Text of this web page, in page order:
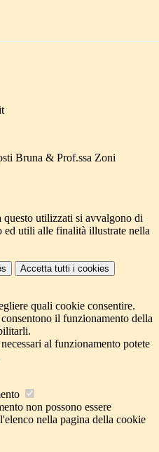
Bruna & Prof.ssa Zoni
utilizzati si avvalgono di
ed utili alle finalità illustrate nella
Accetta tutti i cookies
quali cookie consentire.
il funzionamento della
al funzionamento potete
non possono essere
nella pagina della cookie